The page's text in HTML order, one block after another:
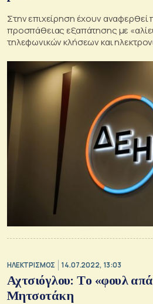
Στην επιχείρηση έχουν αναφερθεί
προσπάθειας εξαπάτησης με
τηλεφωνικών κλήσεων και
ΗΛΕΚΤΡΙΣΜΟΣ 14.07.2022, 13:03
Αχτσιόγλου: Tο «φουλ
Μητσοτάκη